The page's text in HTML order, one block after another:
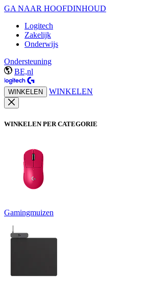
GA NAAR HOOFDINHOUD
Logitech
Zakelijk
Onderwijs
Ondersteuning
BE,nl
WINKELEN WINKELEN
WINKELEN PER CATEGORIE
Gamingmuizen